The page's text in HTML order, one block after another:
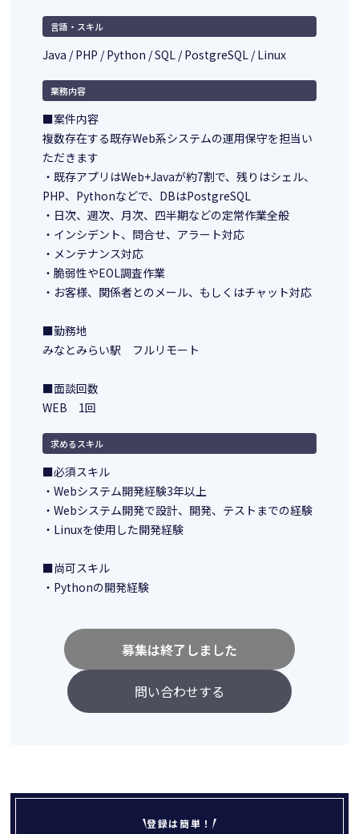
言語・スキル
Java / PHP / Python / SQL / PostgreSQL / Linux
業務内容
■案件内容
複数存在する既存Web系システムの運用保守を担当い
ただきます
・既存アプリはWeb+Javaが約7割で、残りはシェル、
PHP、Pythonなどで、DBはPostgreSQL
・日次、週次、月次、四半期などの定常作業全般
・インシデント、問合せ、アラート対応
・メンテナンス対応
・脆弱性やEOL調査作業
・お客様、関係者とのメール、もしくはチャット対応
■勤務地
みなとみらい駅 フルリモート
■面談回数
WEB 1回
求めるスキル
■必須スキル
・Webシステム開発経験3年以上
・Webシステム開発で設計、開発、テストまでの経験
・Linuxを使用した開発経験
■尚可スキル
・Pythonの開発経験
問い合わせする
募集は終了しました
登録は簡単！